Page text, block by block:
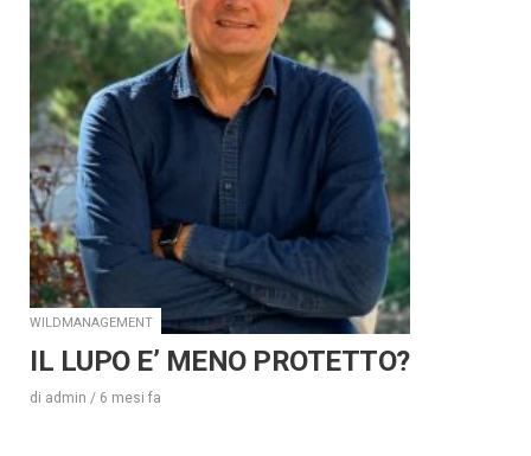
WILDMANAGEMENT
IL LUPO E’ MENO PROTETTO?
di admin / 6 mesi fa